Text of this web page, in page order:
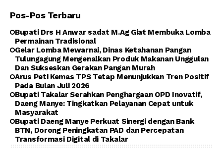
Pos-Pos Terbaru
Bupati Drs H Anwar sadat M.Ag Giat Membuka Lomba
Permainan Tradisional
Gelar Lomba Mewarnai, Dinas Ketahanan Pangan
Tulungagung Mengenalkan Produk Makanan Unggulan
Dan Sukseskan Gerakan Pangan Murah
Arus Peti Kemas TPS Tetap Menunjukkan Tren Positif
Pada Bulan Juli 2026
Bupati Takalar Serahkan Penghargaan OPD Inovatif,
Daeng Manye: Tingkatkan Pelayanan Cepat untuk
Masyarakat
Bupati Daeng Manye Perkuat Sinergi dengan Bank
BTN, Dorong Peningkatan PAD dan Percepatan
Transformasi Digital di Takalar